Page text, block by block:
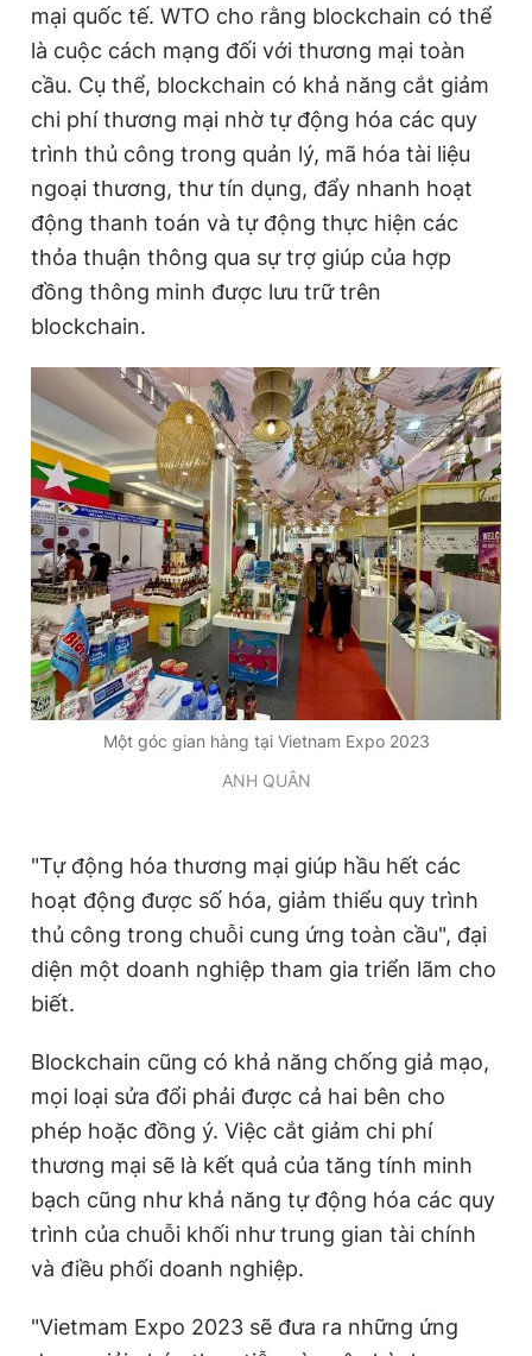
mại quốc tế. WTO cho rằng blockchain có thể
là cuộc cách mạng đối với thương mại toàn
cầu. Cụ thể, blockchain có khả năng cắt giảm
chi phí thương mại nhờ tự động hóa các quy
trình thủ công trong quản lý, mã hóa tài liệu
ngoại thương, thư tín dụng, đẩy nhanh hoạt
động thanh toán và tự động thực hiện các
thỏa thuận thông qua sự trợ giúp của hợp
đồng thông minh được lưu trữ trên
blockchain.
Một góc gian hàng tại Vietnam Expo 2023
ANH QUÂN
"Tự động hóa thương mại giúp hầu hết các
hoạt động được số hóa, giảm thiểu quy trình
thủ công trong chuỗi cung ứng toàn cầu", đại
diện một doanh nghiệp tham gia triển lãm cho
biết.
Blockchain cũng có khả năng chống giả mạo,
mọi loại sửa đổi phải được cả hai bên cho
phép hoặc đồng ý. Việc cắt giảm chi phí
thương mại sẽ là kết quả của tăng tính minh
bạch cũng như khả năng tự động hóa các quy
trình của chuỗi khối như trung gian tài chính
và điều phối doanh nghiệp.
"Vietmam Expo 2023 sẽ đưa ra những ứng